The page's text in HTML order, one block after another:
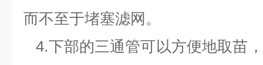
而不至于堵塞滤网。
4.下部的三通管可以方便地取苗